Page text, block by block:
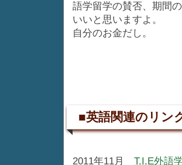
語学留学の賛否、期間
いいと思いますよ。
自分のお金だし。
■英語関連のリン
2011年11月 T.I.E外語